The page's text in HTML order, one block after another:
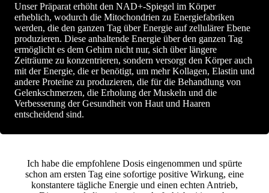
Unser Präparat erhöht den NAD+-Spiegel im Körper
erheblich, wodurch die Mitochondrien zu Energiefabriken
werden, die den ganzen Tag über Energie auf zellulärer Ebene
produzieren. Diese anhaltende Energie über den ganzen Tag
ermöglicht es dem Gehirn nicht nur, sich über längere
Zeiträume zu konzentrieren, sondern versorgt den Körper auch
mit der Energie, die er benötigt, um mehr Kollagen, Elastin und
andere Proteine zu produzieren, die für die Behandlung von
Gelenkschmerzen, die Erholung der Muskeln und die
Verbesserung der Gesundheit von Haut und Haaren
entscheidend sind.
Ich habe die empfohlene Dosis eingenommen und spürte
schon am ersten Tag eine sofortige positive Wirkung, eine
konstantere tägliche Energie und einen echten Antrieb,